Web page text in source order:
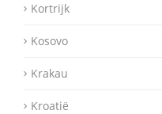
Kortrijk
Kosovo
Krakau
Kroatië